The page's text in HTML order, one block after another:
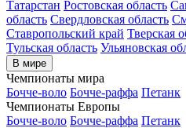
Татарстан Ростовская область
область Свердловская область
Ставропольский край Тверская
Тульская область Ульяновская
В мире
Чемпионаты мира
Бочче-воло Бочче-раффа Петанк
Чемпионаты Европы
Бочче-воло Бочче-раффа Петанк